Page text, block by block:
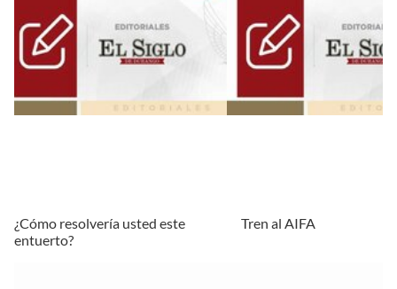
¿Cómo resolvería usted este
entuerto?
Tren al AIFA